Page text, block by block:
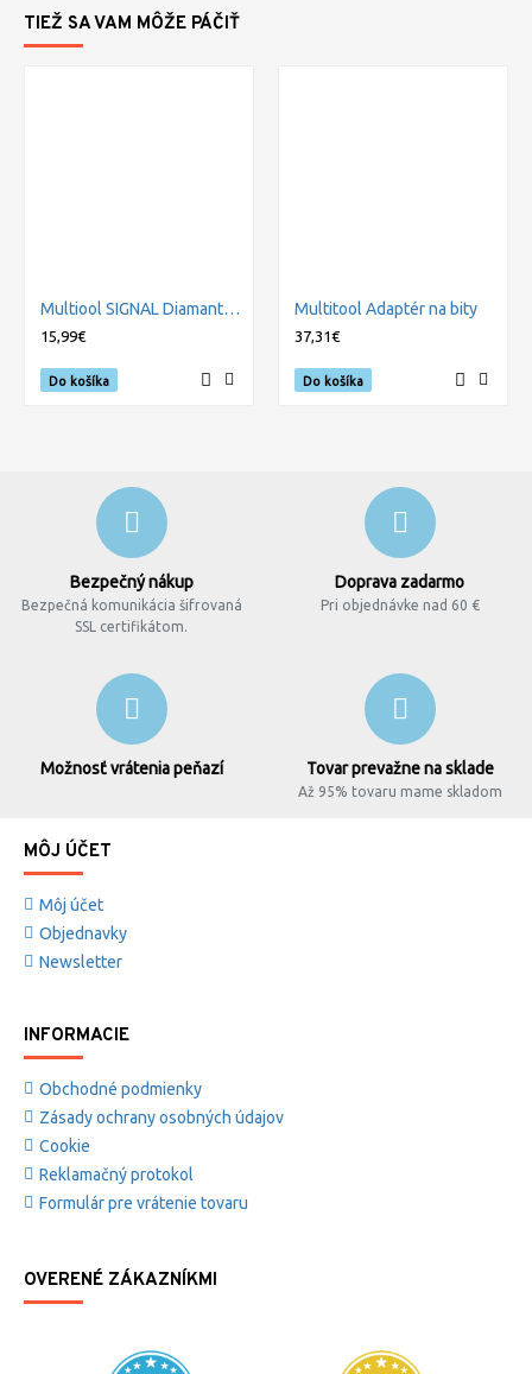
TIEŽ SA VAM MÔŽE PÁČIŤ
Multiool SIGNAL Diamantový brousek
15,99€
Do košíka
Multitool Adaptér na bity
37,31€
Do košíka
Bezpečný nákup
Bezpečná komunikácia šifrovaná
SSL certifikátom.
Doprava zadarmo
Pri objednávke nad 60 €
Možnosť vrátenia peňazí Tovar prevažne na sklade
Až 95% tovaru mame skladom
MÔJ ÚČET
Môj účet
Objednavky
Newsletter
INFORMACIE
Obchodné podmienky
Zásady ochrany osobných údajov
Cookie
Reklamačný protokol
Formulár pre vrátenie tovaru
OVERENÉ ZÁKAZNÍKMI